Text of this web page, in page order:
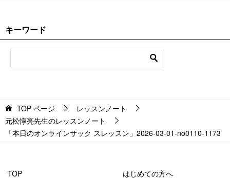
キーワード
TOP ページ
レッスンノート
元松惇亮先生のレッスンノート
「本日のオンラインサック スレッスン」2026-03-01-no0110-1173
TOP はじめての方へ